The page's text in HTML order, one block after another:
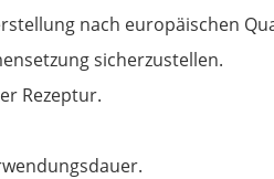
nach europäischen
sicherzustellen.
Rezeptur.